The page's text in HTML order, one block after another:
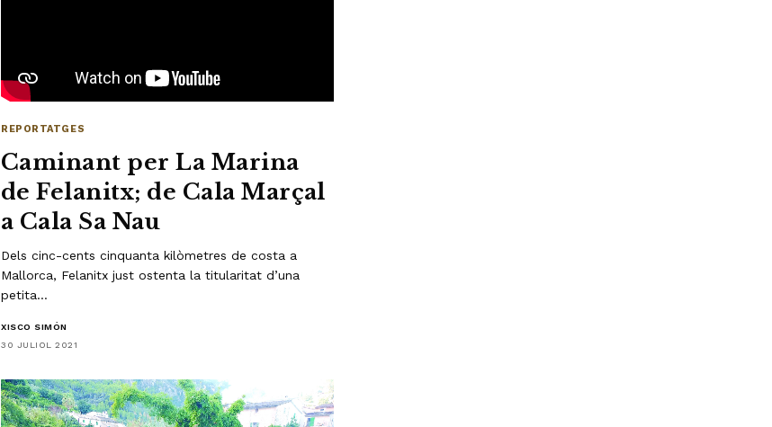
REPORTATGES
Caminant per La Marina
de Felanitx; de Cala Marçal
a Cala Sa Nau
Dels cinc-cents cinquanta kilòmetres de costa a
Mallorca, Felanitx just ostenta la titularitat d’una
petita…
XISCO SIMÓN
30 JULIOL 2021